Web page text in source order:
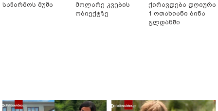
საწარმოს მუშა
მოლარე კვების
ობიექტზე
ქირავდება
1 ოთახიანი ბინა
გლდანში